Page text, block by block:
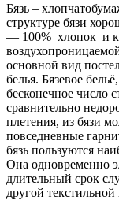
Бязь –
структуре бязи
― 100% хлопок и
основной вид
белья. Бязевое
бесконечное число
сравнительно
плетения, из бязи
повседневные
бязь пользуются
Она одновременно
длительный срок
другой